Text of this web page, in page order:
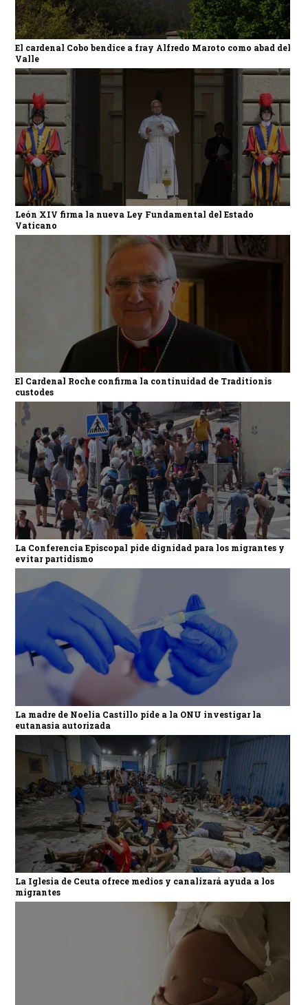
El cardenal Cobo bendice a fray Alfredo Maroto como abad del
Valle
León XIV firma la nueva Ley Fundamental del Estado
Vaticano
El Cardenal Roche confirma la continuidad de Traditionis
custodes
La Conferencia Episcopal pide dignidad para los migrantes y
evitar partidismo
La madre de Noelia Castillo pide a la ONU investigar la
eutanasia autorizada
La Iglesia de Ceuta ofrece medios y canalizará ayuda a los
migrantes